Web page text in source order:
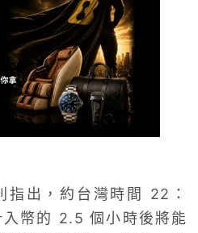
指出，約台灣時間 22：
幣的 2.5 個小時後將能